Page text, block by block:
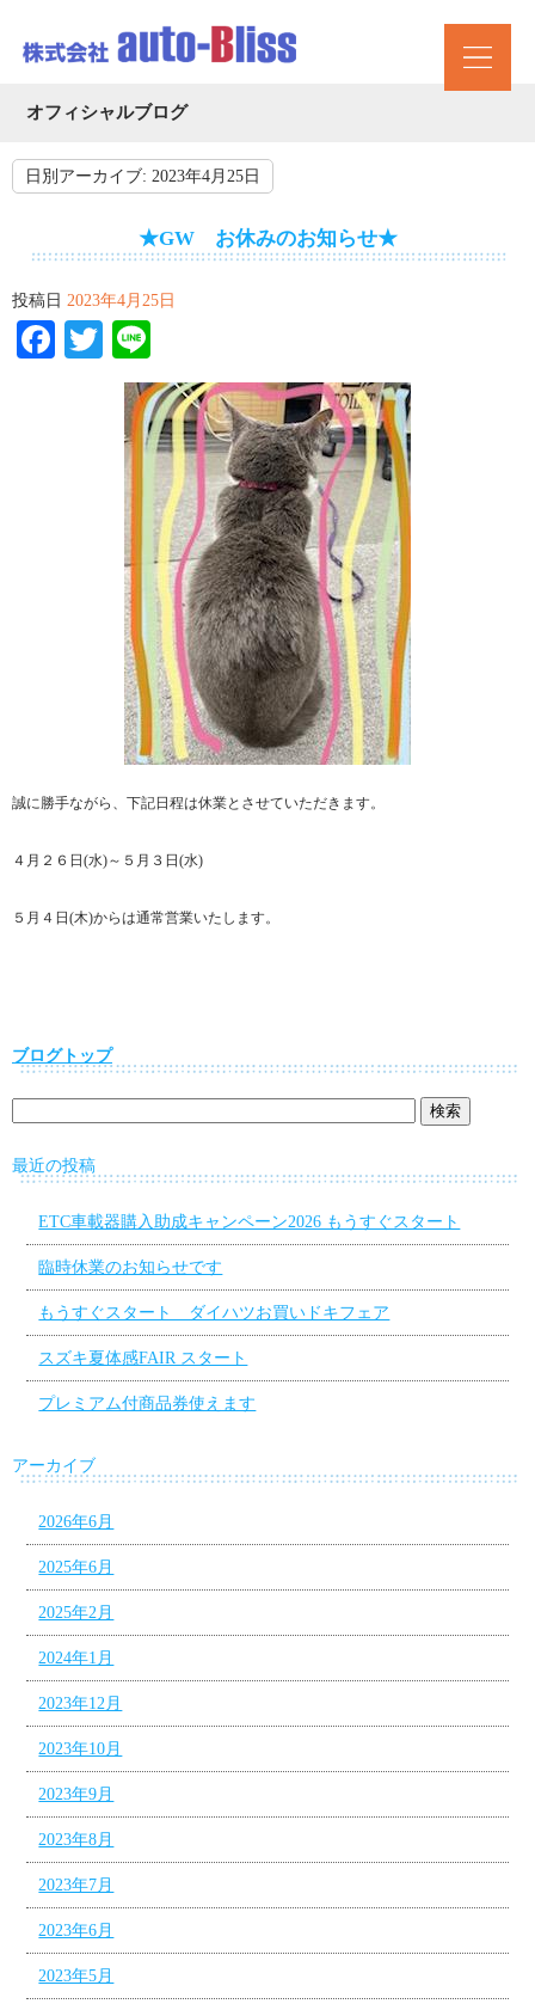
オフィシャルブログ
日別アーカイブ: 2023年4月25日
★GW お休みのお知らせ★
投稿日 2023年4月25日
Facebook
Twitter
誠に勝手ながら、下記日程は休業とさせていただきます。
４月２６日(水)～５月３日(水)
５月４日(木)からは通常営業いたします。
ブログトップ
最近の投稿
ETC車載器購入助成キャンペーン2026 もうすぐスタート
臨時休業のお知らせです
もうすぐスタート ダイハツお買いドキフェア
スズキ夏体感FAIR スタート
プレミアム付商品券使えます
アーカイブ
2026年6月
2025年6月
2025年2月
2024年1月
2023年12月
2023年10月
2023年9月
2023年8月
2023年7月
2023年6月
2023年5月